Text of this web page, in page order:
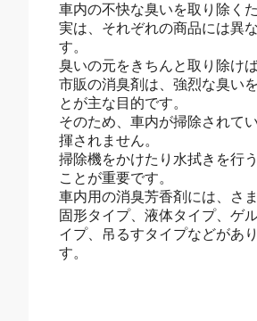
車内の不快な臭いを取り除く
実は、それぞれの商品には異
す。
臭いの元をきちんと取り除け
市販の消臭剤は、強烈な臭い
とが主な目的です。
そのため、車内が掃除されて
揮されません。
掃除機をかけたり水拭きを行
ことが重要です。
車内用の消臭芳香剤には、さ
固形タイプ、液体タイプ、ゲ
イプ、吊るすタイプなどがあ
す。